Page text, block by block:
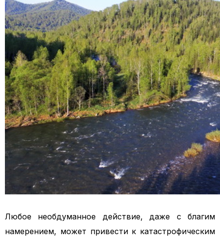
Любое необдуманное действие, даже с благим
намерением, может привести к катастрофическим